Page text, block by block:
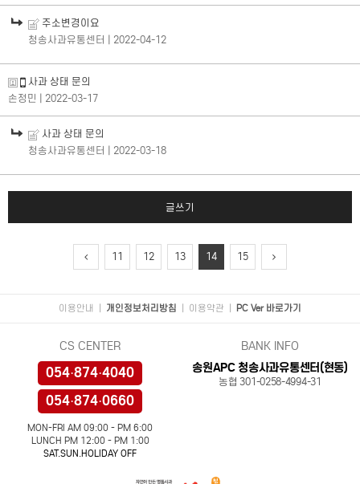
주소변경이요
청송사과유통센터
| 2022-04-12
사과 상태 문의
손정민
| 2022-03-17
사과 상태 문의
청송사과유통센터
| 2022-03-18
글쓰기
11 12 13 14 15
이용안내 개인정보처리방침 이용약관 PC Ver 바로가기
CS CENTER
054·874·4040
054·874·0660
MON-FRI AM 09:00 - PM 6:00
LUNCH PM 12:00 - PM 1:00
SAT.SUN.HOLIDAY OFF
BANK INFO
송원APC 청송사과유통센터(현동)
농협 301-0258-4994-31